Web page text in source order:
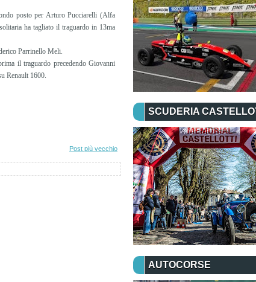
posto per Arturo Pucciarelli (Alfa
ha tagliato il traguardo in 13ma
Parrinello Meli.
il traguardo precedendo Giovanni
Renault 1600.
Post più vecchio
SCUDERIA
AUTOCORSE